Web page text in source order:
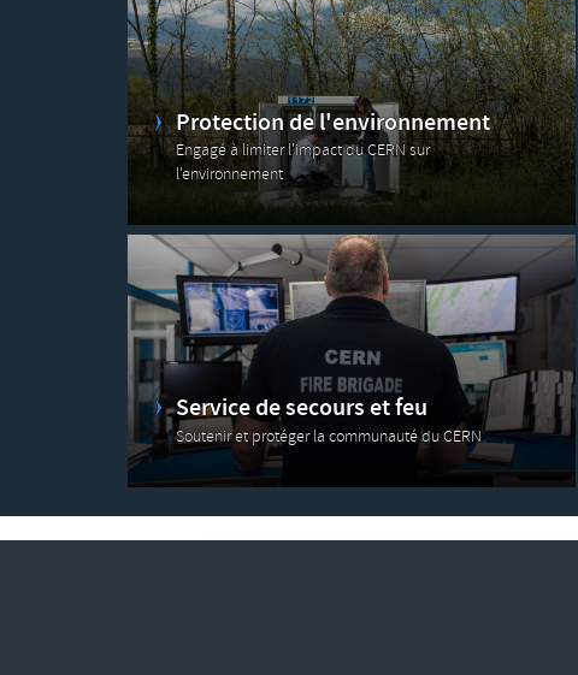
Protection de l'environnement
Engagé à limiter l'impact du CERN sur
l'environnement
Service de secours et feu
Soutenir et protéger la communauté du CERN